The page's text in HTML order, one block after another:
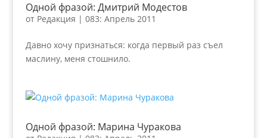
Одной фразой: Дмитрий Модестов
от Редакция | 083: Апрель 2011
Давно хочу признаться: когда первый раз съел
маслину, меня стошнило.
Одной фразой: Марина Чуракова